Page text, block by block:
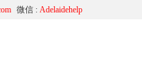
微信 : Adelaidehelp